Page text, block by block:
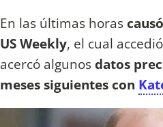
En las últimas horas
US Weekly, el cual
acercó algunosdatos
meses siguientes con